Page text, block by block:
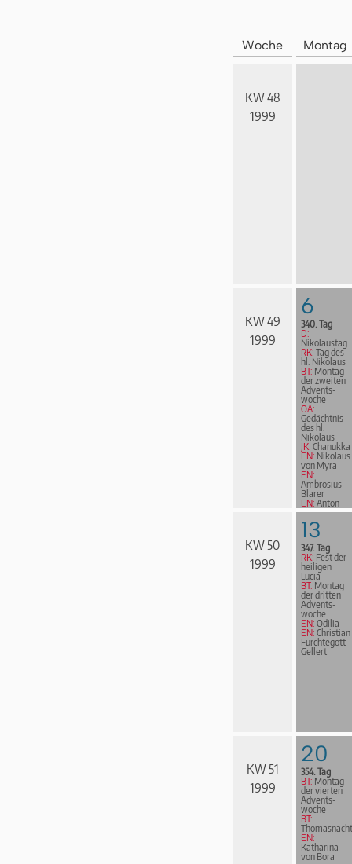
Woche Montag
KW 48
1999
KW 49
1999
6
340. Tag
D:
Nikolaustag
RK: Tag des
hl. Nikolaus
BT: Montag
der zweiten
Advents­
woche
OA:
Gedächtnis
des hl.
Nikolaus
JK: Chanukka
EN: Nikolaus
von Myra
EN:
Ambrosius
Blarer
EN: Anton
Praetorius
KW 50
1999
13
347. Tag
RK: Fest der
heiligen
Lucia
BT: Montag
der dritten
Advents­
woche
EN: Odilia
EN: Christian
Fürchtegott
Gellert
KW 51
1999
20
354. Tag
BT: Montag
der vierten
Advents­
woche
BT:
Thomasnacht
EN:
Katharina
von Bora